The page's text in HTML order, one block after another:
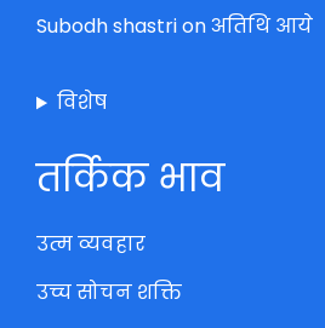
Subodh shastrionअतिथि आये
विशेष
तर्किक भाव
उत्म व्यवहार
उच्च सोचन शक्ति